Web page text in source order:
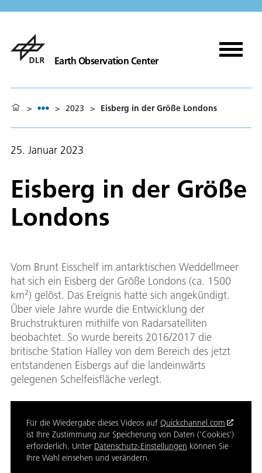
Earth Observation Center
> > 2023 > Eisberg in der Größe Londons
25. Januar 2023
Eisberg in der Größe
Londons
Vom Brunt Eisschelf im antarktischen Weddellmeer
hat sich ein Eisberg der Größe Londons (ca. 1500
km²) gelöst. Das Ereignis hatte sich angekündigt.
Über viele Jahre wurde die Entwicklung der
Bruchstrukturen mithilfe von Radarsatelliten
beobachtet. So wurde bereits 2016/2017 die
britische Station Halley von dem Bereich des jetzt
entstandenen Eisbergs auf die landeinwärts
gelegenen Schelfeisfläche verlegt.
Für die Wiedergabe dieses Videos auf Quickchannel.com
ist Ihre Zustimmung zur Speicherung von Daten ('Cookies')
erforderlich. Unter Datenschutz-Einstellungen können Sie
Ihre Wahl einsehen und verändern.